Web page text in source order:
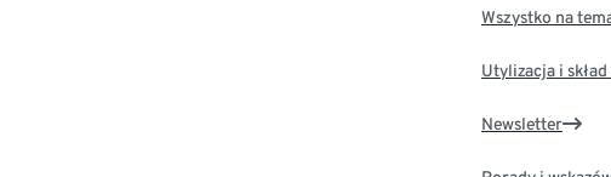
Wszystko na
Utylizacja i
Newsletter